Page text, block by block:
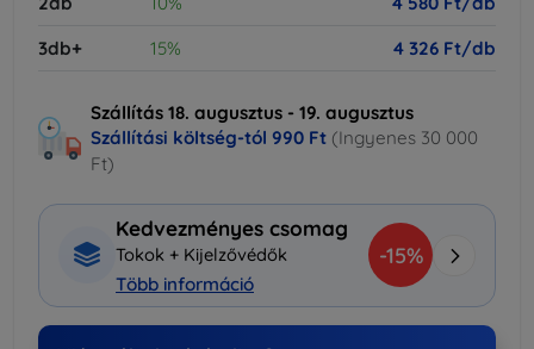
3db+
15% 4 326 Ft/db
Szállítás 18. augusztus - 19. augusztus
Szállítási költség-tól 990 Ft (Ingyenes 30 000
Ft)
Kedvezményes csomag
Tokok + Kijelzővédők
Több információ
-15%